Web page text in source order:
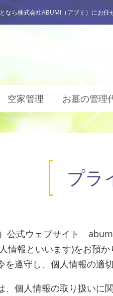
ら株式会社ABUMI（アブミ）にお任
空家管理 お墓の管理
プラ
公式ウェブサイト
情報といいます)をお預か
遵守し、個人情報の適
、個人情報の取り扱いに